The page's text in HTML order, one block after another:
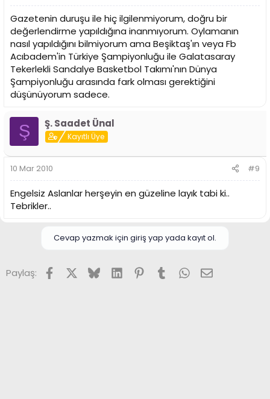
Gazetenin duruşu ile hiç ilgilenmiyorum, doğru bir
değerlendirme yapıldığına inanmıyorum. Oylamanın
nasıl yapıldığını bilmiyorum ama Beşiktaş'ın veya Fb
Acıbadem'in Türkiye Şampiyonluğu ile Galatasaray
Tekerlekli Sandalye Basketbol Takımı'nın Dünya
Şampiyonluğu arasında fark olması gerektiğini
düşünüyorum sadece.
Ş Ş. Saadet Ünal
Kayıtlı Üye
10 Mar 2010 #9
Engelsiz Aslanlar herşeyin en güzeline layık tabi ki..
Tebrikler..
Cevap yazmak için giriş yap yada kayıt ol.
Paylaş: FacebookX (Twitter)
BlueskyLinkedInPinterest
TumblrWhatsApp
E-posta